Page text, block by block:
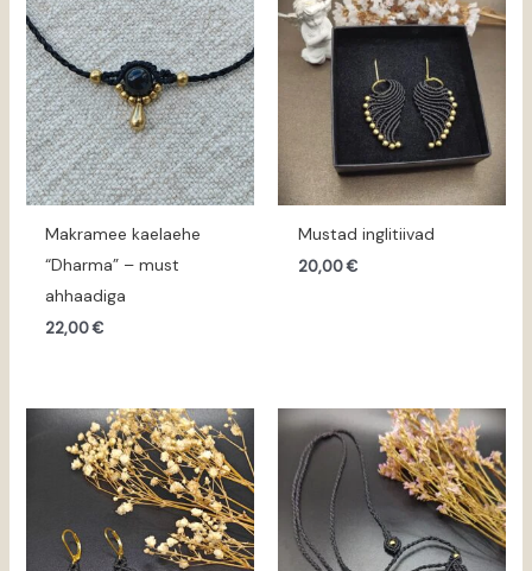
Makramee kaelaehe
“Dharma” – must
ahhaadiga
22,00€
Mustad inglitiivad
20,00€